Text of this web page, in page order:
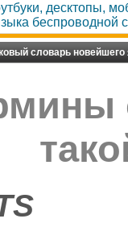
десктопы,
беспроводной
словарь новейшего